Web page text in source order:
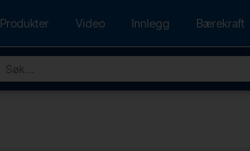
Produkter Video Innlegg Bærekraft